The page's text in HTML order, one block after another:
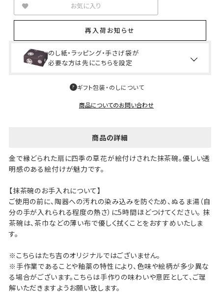
お気に入り
再入荷お知らせ
のし紙・ラッピング・手さげ袋が
必要な方は先にこちらを設定
ギフト包装・のしについて
商品についてのお問い合わせ
商品の詳細
金で縁どられた扇に四季の草花が絵付けされた抹茶碗。優しい透
明感のある絵付けが魅力です。
【抹茶碗のお手入れについて】
ご使用の前に、陶器への汚れの染み込みを防ぐため、ぬるま湯（自
分の手が入れられる程度の熱さ）に5時間ほどつけてください。 抹
茶碗は、茶巾などの薄い布で優しく拭くことをおすすめいたしま
す。
※こちらはたち吉のオリジナルではございません。
※手作業であることや釉薬の特性により、色味や絵柄が多少異な
る場合がございます。こちらは手作りの味わいや意匠として、ご理
解いただきますようお願い致します。